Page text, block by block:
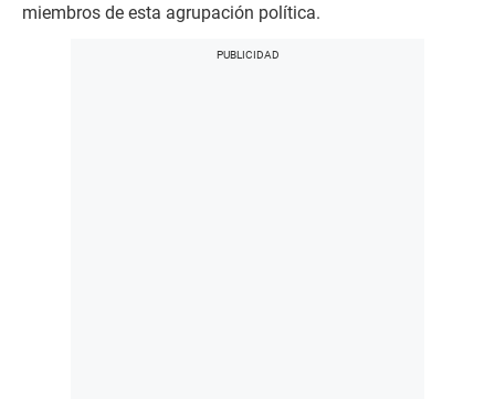
miembros de esta agrupación política.